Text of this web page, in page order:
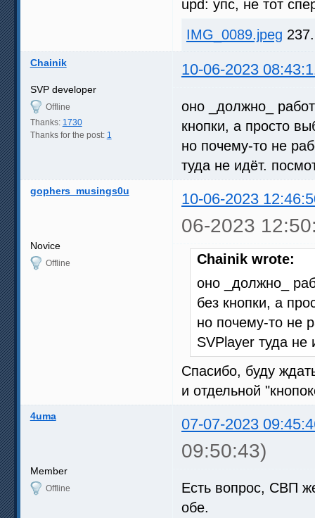
upd: упс, не тот
IMG_0089.jpeg
Chainik 10-06-2023
SVP developer
Offline
Thanks: 1730
Thanks for the post: 1
оно _должно_
кнопки, а просто
но почему-то не
туда не идёт.
gophers_musings0u 10-06-2023
06-2023
Novice
Offline
Chainik wrote:
оно _должно_
без кнопки, а
но почему-то не
SVPlayer туда не
Спасибо, буду
и отдельной
4uma 07-07-2023
09:50:43)
Member
Offline
Есть вопрос, СВП
обе.